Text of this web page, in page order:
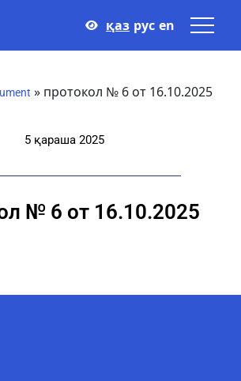
қаз рус en
» протокол № 6 от 16.10.2025
5 қараша 2025
№ 6 от 16.10.2025